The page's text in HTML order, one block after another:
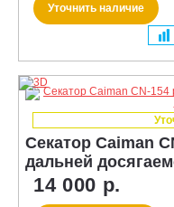
Уточнить наличие
Секатор Caiman
дальней
14 000 р.